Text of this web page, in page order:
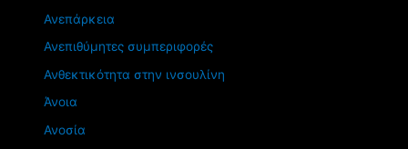
Ανεπάρκεια
Ανεπιθύμητες συμπεριφορές
Ανθεκτικότητα στην ινσουλίνη
Άνοια
Ανοσία